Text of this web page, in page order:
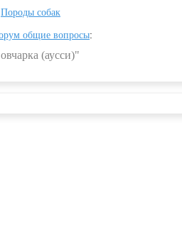
Породы собак
общие вопросы:
(аусси)"